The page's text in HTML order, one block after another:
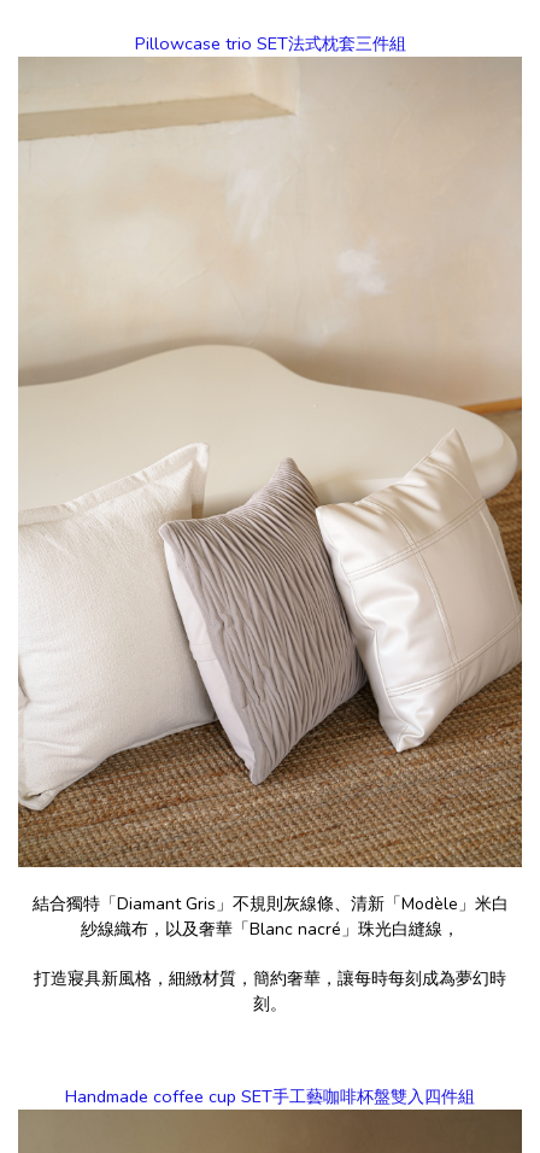
Pillowcase trio SET法式枕套三件組
結合獨特「Diamant Gris」不規則灰線條、清新「Modèle」米白
紗線織布，以及奢華「Blanc nacré」珠光白縫線，
打造寢具新風格，細緻材質，簡約奢華，讓每時每刻成為夢幻時
刻。
Handmade coffee cup SET手工藝咖啡杯盤雙入四件組